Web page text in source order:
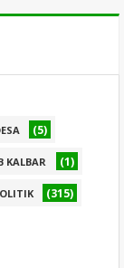
(5)
KALBAR (1)
(315)